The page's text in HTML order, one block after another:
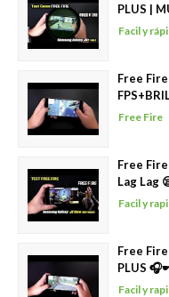
PLUS |
Facil y
Free
Free Fire
Free
Lag Lag
Facil y
Free
PLUS
Facil y